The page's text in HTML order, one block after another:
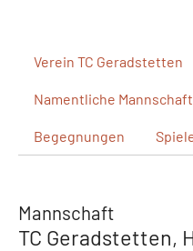
Verein TC Geradstetten
Namentliche
Begegnungen
Mannschaft
TC Geradstetten,